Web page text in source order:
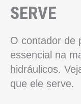
SERVE
O contador de
essencial na
hidráulicos.
que ele serve.